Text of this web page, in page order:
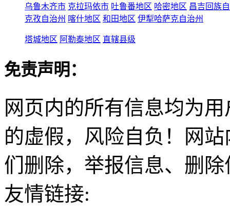
乌鲁木齐市 克拉玛依市 吐鲁番地区 哈密地区 昌吉回族
克孜自治州 喀什地区 和田地区 伊犁哈萨克自治州
塔城地区 阿勒泰地区 直辖县级
免责声明：
网页内的所有信息均为
的虚假，风险自负！网
们删除，举报信息、删
友情链接: